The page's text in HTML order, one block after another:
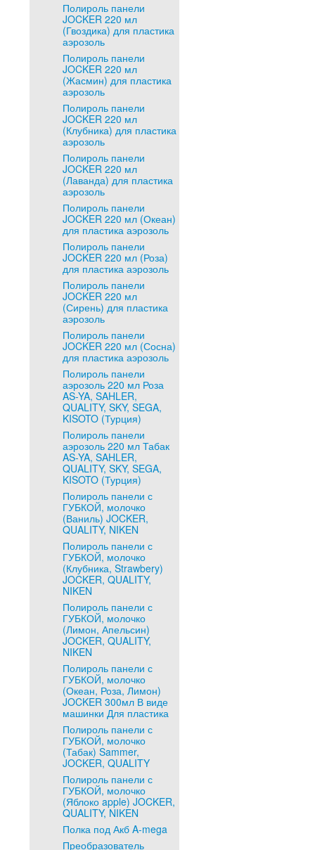
Полироль панели
JOCKER 220 мл
(Гвоздика) для пластика
аэрозоль
Полироль панели
JOCKER 220 мл
(Жасмин) для пластика
аэрозоль
Полироль панели
JOCKER 220 мл
(Клубника) для пластика
аэрозоль
Полироль панели
JOCKER 220 мл
(Лаванда) для пластика
аэрозоль
Полироль панели
JOCKER 220 мл (Океан)
для пластика аэрозоль
Полироль панели
JOCKER 220 мл (Роза)
для пластика аэрозоль
Полироль панели
JOCKER 220 мл
(Сирень) для пластика
аэрозоль
Полироль панели
JOCKER 220 мл (Сосна)
для пластика аэрозоль
Полироль панели
аэрозоль 220 мл Роза
AS-YA, SAHLER,
QUALITY, SKY, SEGA,
KISOTO (Турция)
Полироль панели
аэрозоль 220 мл Табак
AS-YA, SAHLER,
QUALITY, SKY, SEGA,
KISOTO (Турция)
Полироль панели с
ГУБКОЙ, молочко
(Ваниль) JOCKER,
QUALITY, NIKEN
Полироль панели с
ГУБКОЙ, молочко
(Клубника, Strawbery)
JOCKER, QUALITY,
NIKEN
Полироль панели с
ГУБКОЙ, молочко
(Лимон, Апельсин)
JOCKER, QUALITY,
NIKEN
Полироль панели с
ГУБКОЙ, молочко
(Океан, Роза, Лимон)
JOCKER 300мл В виде
машинки Для пластика
Полироль панели с
ГУБКОЙ, молочко
(Табак) Sammer,
JOCKER, QUALITY
Полироль панели с
ГУБКОЙ, молочко
(Яблоко apple) JOCKER,
QUALITY, NIKEN
Полка под Акб A-mega
Преобразователь